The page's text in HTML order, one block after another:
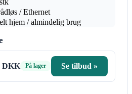
/ Ethernet
hjem / almindelig brug
DKK På lager Se tilbud »